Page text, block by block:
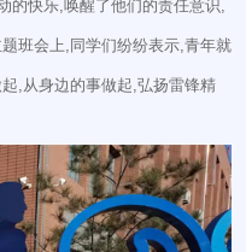
的快乐,唤醒了他们的责任意识,
班会上,同学们纷纷表示,青年就
,从身边的事做起,弘扬雷锋精